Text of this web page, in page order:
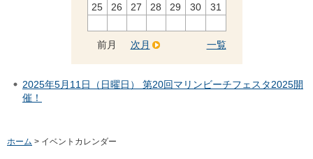
25
26 27 28 29 30 31
前月 一覧
次月
2025年5月11日（日曜日） 第20回マリンビーチフェスタ2025開
催！
ホーム > イベントカレンダー